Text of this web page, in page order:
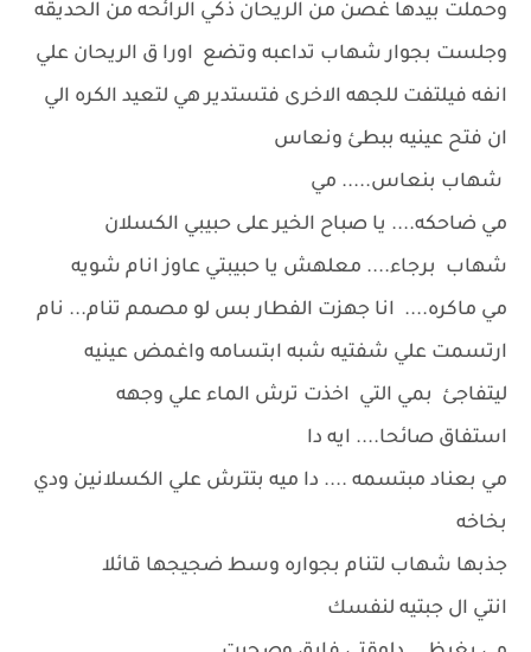
وحملت بيدها غصن من الريحان ذكي الرائحه من الحديقه
وجلست بجوار شهاب تداعبه وتضع اورا ق الريحان علي
انفه فيلتفت للجهه الاخرى فتستدير هي لتعيد الكره الي
ان فتح عينيه ببطئ ونعاس
شهاب بنعاس..... مي
مي ضاحكه.... يا صباح الخير على حبيبي الكسلان
شهاب برجاء.... معلهش يا حبيبتي عاوز انام شويه
مي ماكره.... انا جهزت الفطار بس لو مصمم تنام... نام
ارتسمت علي شفتيه شبه ابتسامه واغمض عينيه
ليتفاجئ بمي التي اخذت ترش الماء علي وجهه
استفاق صائحا.... ايه دا
مي بعناد مبتسمه .... دا ميه بتترش علي الكسلانين ودي
بخاخه
جذبها شهاب لتنام بجواره وسط ضجيجها قائلا
انتي ال جبتيه لنفسك